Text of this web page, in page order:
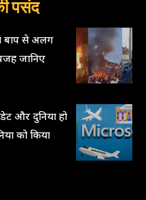
पसंद
बाप से अलग
जानिए
और दुनिया हो
को किया